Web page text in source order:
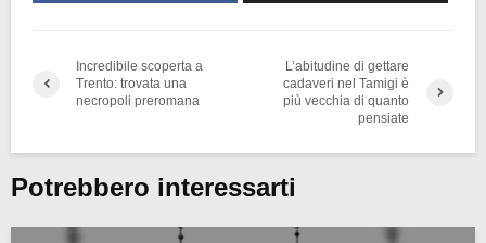
Incredibile scoperta a
Trento: trovata una
necropoli preromana
L’abitudine di gettare
cadaveri nel Tamigi è
più vecchia di quanto
pensiate
Potrebbero interessarti